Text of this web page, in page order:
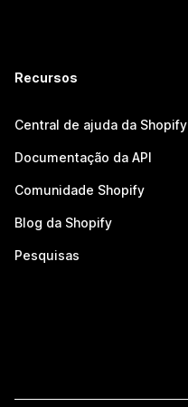
Recursos
Central de ajuda da Shopify
Documentação da API
Comunidade Shopify
Blog da Shopify
Pesquisas